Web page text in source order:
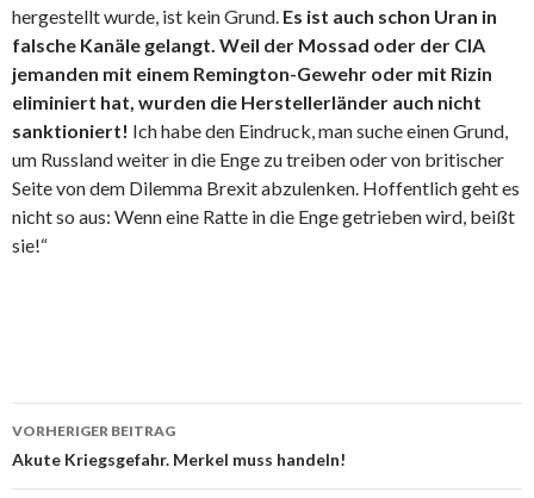
hergestellt wurde, ist kein Grund. Es ist auch schon Uran in
falsche Kanäle gelangt. Weil der Mossad oder der CIA
jemanden mit einem Remington-Gewehr oder mit Rizin
eliminiert hat, wurden die Herstellerländer auch nicht
sanktioniert! Ich habe den Eindruck, man suche einen Grund,
um Russland weiter in die Enge zu treiben oder von britischer
Seite von dem Dilemma Brexit abzulenken. Hoffentlich geht es
nicht so aus: Wenn eine Ratte in die Enge getrieben wird, beißt
sie!“
Beitrags-
Navigation
VORHERIGER BEITRAG
Akute Kriegsgefahr. Merkel muss handeln!